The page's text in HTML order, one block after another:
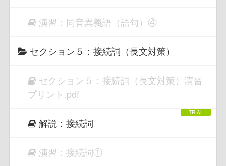
演習：同音異義語（語句）④
セクション５：接続詞（長文対策）
セクション５：接続詞（長文対策）演習
プリント.pdf
解説：接続詞
演習：接続詞①